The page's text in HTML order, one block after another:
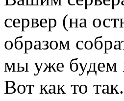
сервер (на
образом
мы уже будем
Вот как то